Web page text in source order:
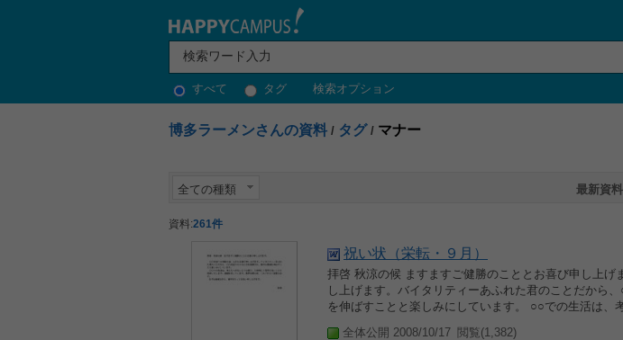
すべて タグ 検索オプション
博多ラーメンさんの資料 / タグ / マナー
全ての種類 最新資料
資料:261件
祝い状（栄転・９月）
拝啓 秋涼の候 ますますご健勝のこととお喜び申し上
し上げます。バイタリティーあふれた君のことだから
を伸ばすことと楽しみにしています。 ○○での生活は、
全体公開 2008/10/17 閲覧(1,382)